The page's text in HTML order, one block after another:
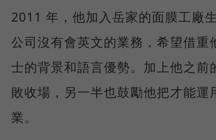
2011 年，他加入岳家的面膜工廠
公司沒有會英文的業務，希望借重
士的背景和語言優勢。加上他之前
敗收場，另一半也鼓勵他把才能運
業。